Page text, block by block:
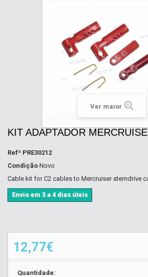
Ver maior
KIT ADAPTADOR
Refª PRE30212
Condição Novo
Cable kit for C2 cables to Mercruiser sterndrive
Envio em 3 a 4 dias úteis
12,77€
Quantidade: